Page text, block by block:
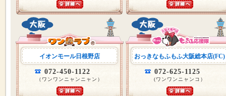
イオンモール日根野店
072-450-1122
（ワンワンニャンニャン）
おっきなもふもふ大阪総本店(FC)
072-625-1125
(ワンワンニャンコ）